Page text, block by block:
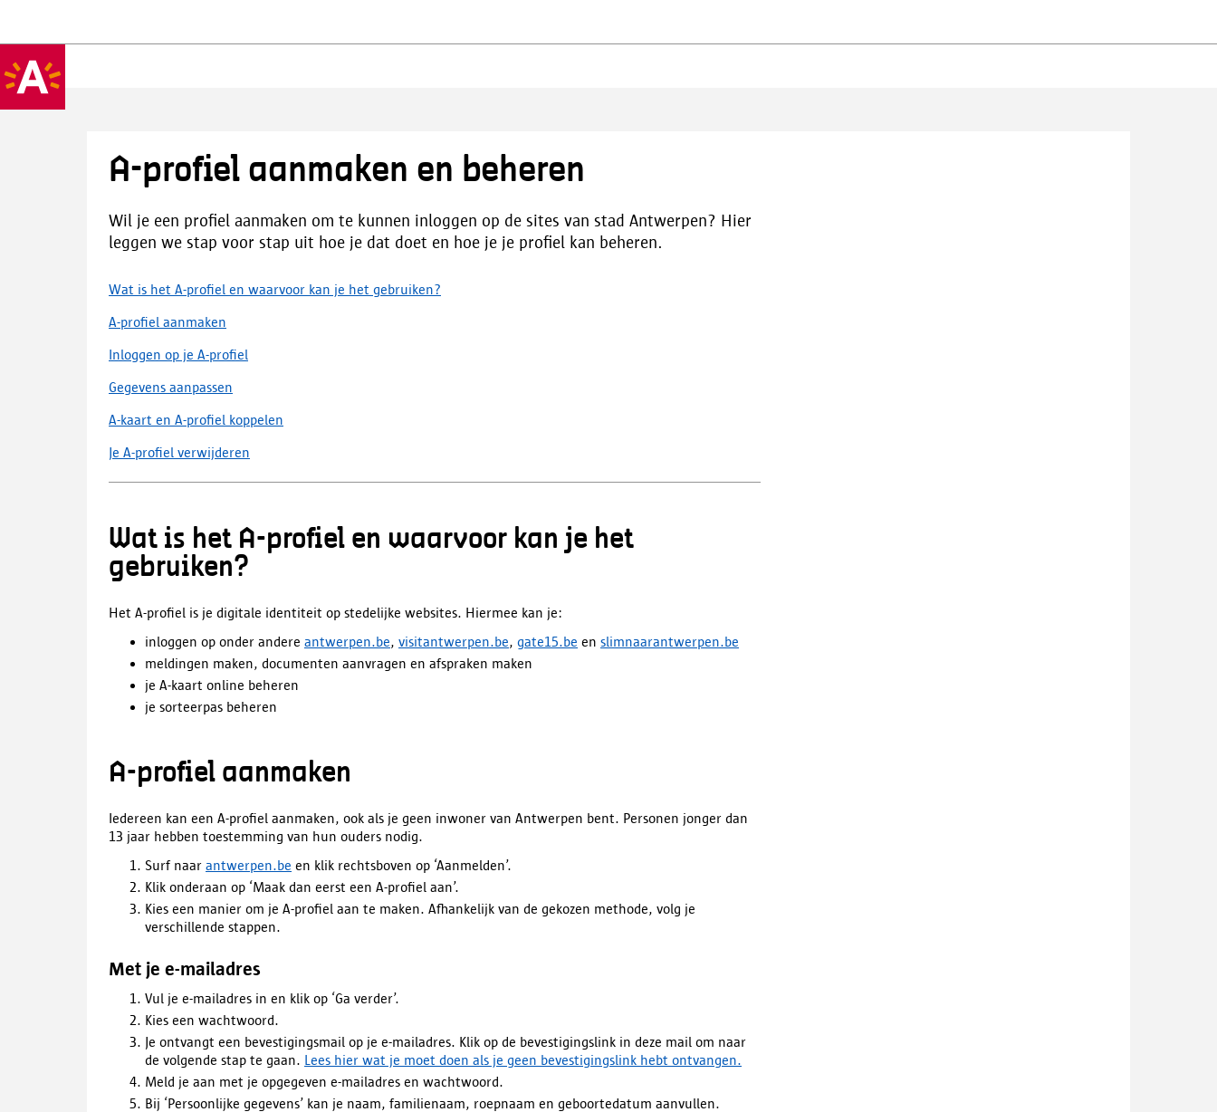
A-profiel aanmaken en beheren
Wil je een profiel aanmaken om te kunnen inloggen op de sites van stad Antwerpen? Hier
leggen we stap voor stap uit hoe je dat doet en hoe je je profiel kan beheren.
Wat is het A-profiel en waarvoor kan je het gebruiken?
A-profiel aanmaken
Inloggen op je A-profiel
Gegevens aanpassen
A-kaart en A-profiel koppelen
Je A-profiel verwijderen
Wat is het A-profiel en waarvoor kan je het
gebruiken?
Het A-profiel is je digitale identiteit op stedelijke websites. Hiermee kan je:
inloggen op onder andere antwerpen.be, visitantwerpen.be, gate15.be en slimnaarantwerpen.be
meldingen maken, documenten aanvragen en afspraken maken
je A-kaart online beheren
je sorteerpas beheren
A-profiel aanmaken
Iedereen kan een A-profiel aanmaken, ook als je geen inwoner van Antwerpen bent. Personen jonger dan
13 jaar hebben toestemming van hun ouders nodig.
Surf naar antwerpen.be en klik rechtsboven op ‘Aanmelden’.
Klik onderaan op ‘Maak dan eerst een A-profiel aan’.
Kies een manier om je A-profiel aan te maken. Afhankelijk van de gekozen methode, volg je
verschillende stappen.
Met je e-mailadres
Vul je e-mailadres in en klik op ‘Ga verder’.
Kies een wachtwoord.
Je ontvangt een bevestigingsmail op je e-mailadres. Klik op de bevestigingslink in deze mail om naar
de volgende stap te gaan. Lees hier wat je moet doen als je geen bevestigingslink hebt ontvangen.
Meld je aan met je opgegeven e-mailadres en wachtwoord.
Bij ‘Persoonlijke gegevens’ kan je naam, familienaam, roepnaam en geboortedatum aanvullen.